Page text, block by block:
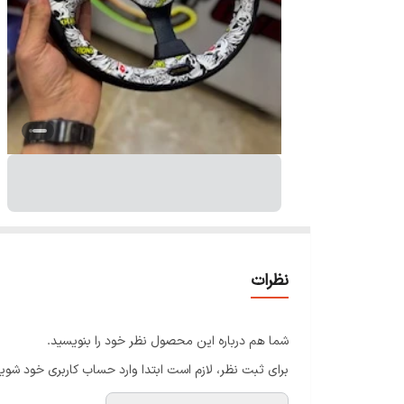
نظرات
شما هم درباره این محصول نظر خود را بنویسید.
برای ثبت نظر، لازم است ابتدا وارد حساب کاربری خود